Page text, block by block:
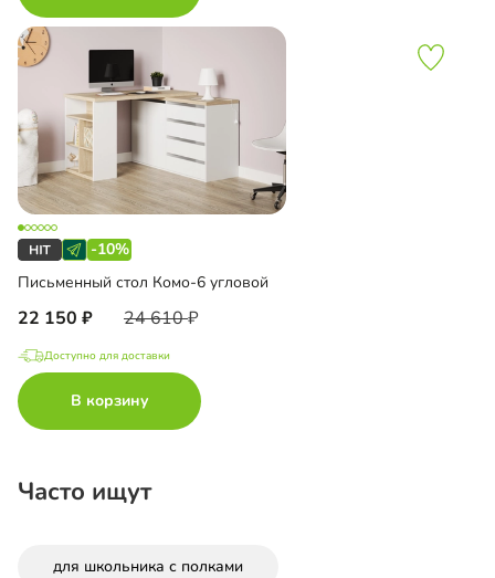
-10%
Письменный стол Комо-6 угловой
22 150 24 610
Доступно для доставки
В корзину
Часто ищут
для школьника с полками